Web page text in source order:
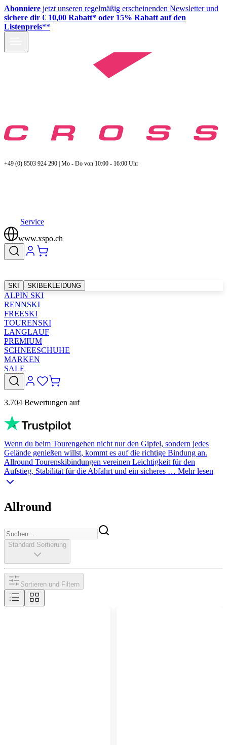
Abonniere jetzt unseren regelmäßig erscheinenden Newsletter und
sichere dir € 10,00 Rabatt* oder 15% Rabatt auf den
Listenpreis**
+49 (0) 8503 924 290 | Mo - Do von 10:00 - 16:00 Uhr
Service
www.xspo.ch
SKI SKIBEKLEIDUNG
ALPIN SKI
RENNSKI
FREESKI
TOURENSKI
LANGLAUF
PREMIUM
SCHNEESCHUHE
MARKEN
SALE
3.704 Bewertungen auf
Wenn du beim Tourengehen nicht nur den Gipfel, sondern jedes
Gelände genießen willst, kommt es auf die richtige Bindung an.
Allround Tourenskibindungen vereinen Leichtigkeit für den
Aufstieg, Stabilität für die Abfahrt und ein sicheres … Mehr lesen
Allround
Standard Sortierung
Sortieren und Filtern